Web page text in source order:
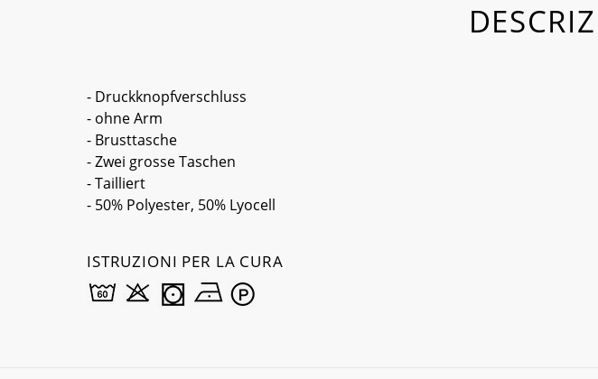
- Druckknopfverschluss
- ohne Arm
- Brusttasche
- Zwei grosse Taschen
- Tailliert
- 50% Polyester, 50% Lyocell
ISTRUZIONI PER LA CURA